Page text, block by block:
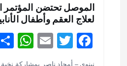
الموصل تحتضن المؤتمر
لعلاج العقم وأطفال
F
ac
T
w
E
m
W
نينوى – أمجاد ناصر بمشاركة